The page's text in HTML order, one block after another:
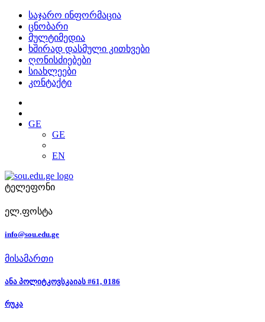
საჯარო ინფორმაცია
ცნობარი
მულტიმედია
ხშირად დასმული კითხვები
ღონისძიებები
სიახლეები
კონტაქტი
GE
GE
EN
ტელეფონი
ელ.ფოსტა
info@sou.edu.ge
მისამართი
ანა პოლიტკოვსკაიას #61, 0186
რუკა